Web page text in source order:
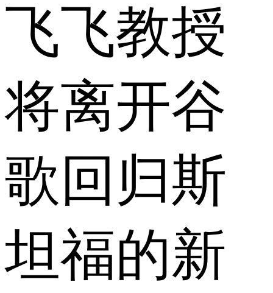
飞飞教授
将离开谷
歌回归斯
坦福的新